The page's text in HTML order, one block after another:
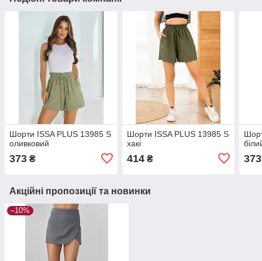
Шорти ISSA PLUS 13985 S
оливковий
373 ₴
Шорти ISSA PLUS 13985 S
хакі
414₴ 373
Акційні пропозиції та новинки
–10%